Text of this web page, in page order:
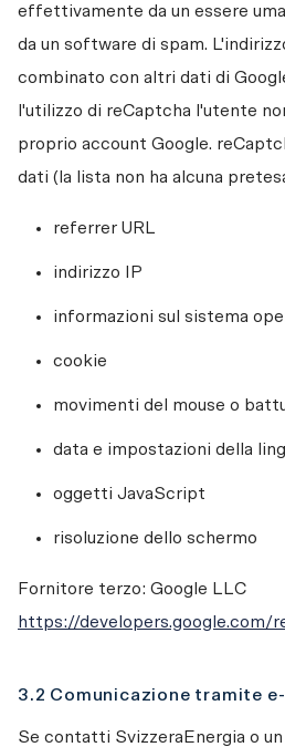
effettivamente da un essere
da un software di spam.
combinato con altri dati di
l'utilizzo di reCaptcha l'utente
proprio account Google.
dati (la lista non ha alcuna
referrer URL
indirizzo IP
informazioni sul sistema
cookie
movimenti del mouse o
data e impostazioni della
oggetti JavaScript
risoluzione dello schermo
Fornitore terzo: Google LLC
https://developers.google.com/
3.2 Comunicazione tramite e-
Se contatti SvizzeraEnergia o